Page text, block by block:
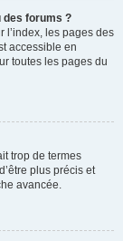
des forums ?
l’index, les pages des
accessible en
toutes les pages du
trop de termes
plus précis et
avancée.